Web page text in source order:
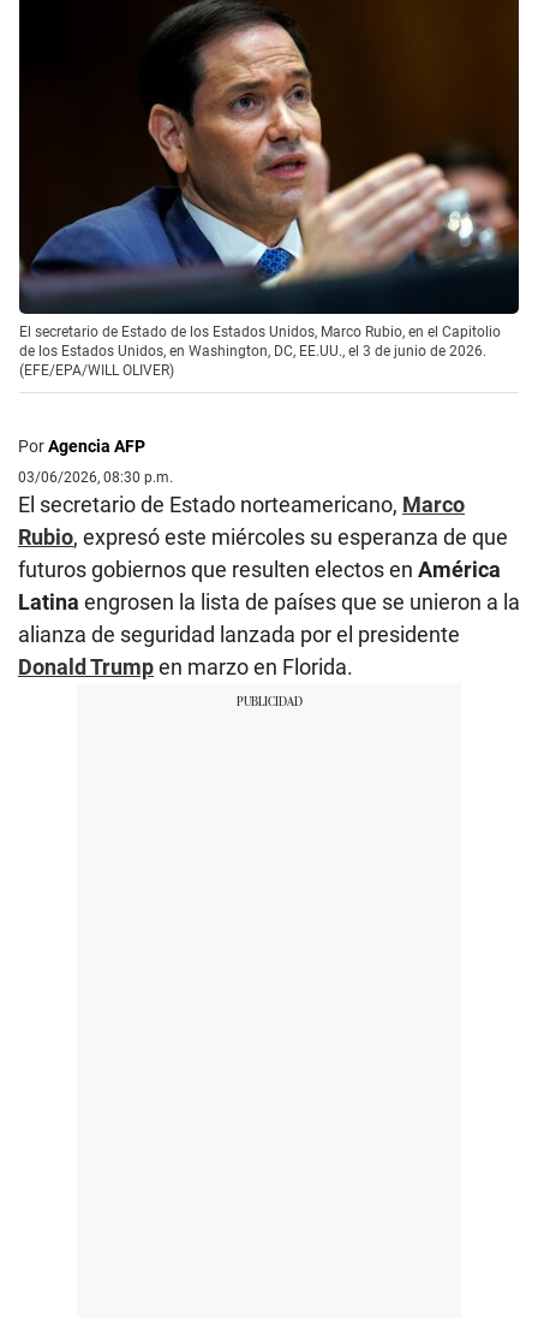
El secretario de Estado de los Estados Unidos, Marco Rubio, en el Capitolio
de los Estados Unidos, en Washington, DC, EE.UU., el 3 de junio de 2026.
(EFE/EPA/WILL OLIVER)
PorAgencia AFP
03/06/2026, 08:30 p.m.
El secretario de Estado norteamericano, Marco
Rubio, expresó este miércoles su esperanza de que
futuros gobiernos que resulten electos en América
Latina engrosen la lista de países que se unieron a la
alianza de seguridad lanzada por el presidente
Donald Trumpen marzo en Florida.